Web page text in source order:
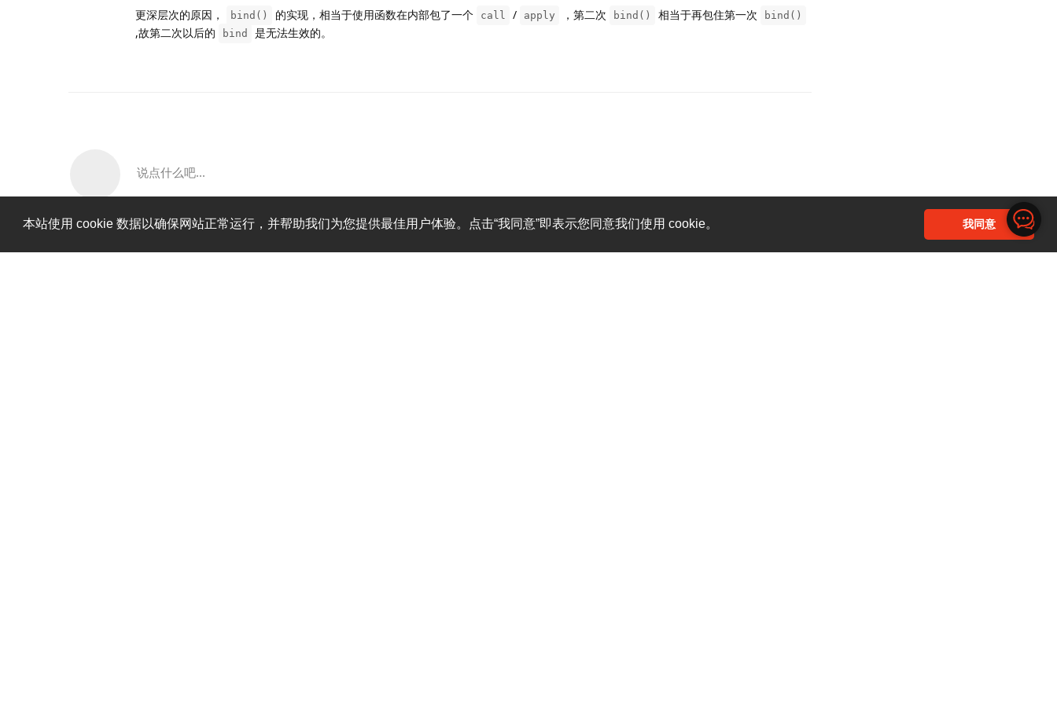
本站使用 cookie 数据以确保网站正常运行，并帮助我们为您提供最佳用户体验。点击“我同意”即表示您同意我们使用 cookie。 我同意
更深层次的原因，
bind() 的实现，相当于使用函数在内部包了一个 call / apply ，第二次 bind() 相当于再包住第一次 bind()
,故第二次以后的 bind 是无法生效的。
说点什么吧...